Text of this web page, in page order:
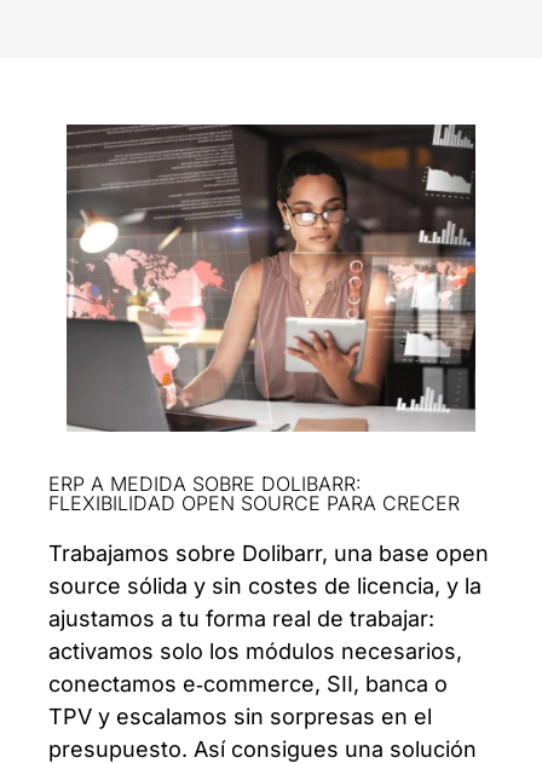
ERP A MEDIDA SOBRE DOLIBARR:
FLEXIBILIDAD OPEN SOURCE PARA CRECER
Trabajamos sobre Dolibarr, una base open
source sólida y sin costes de licencia, y la
ajustamos a tu forma real de trabajar:
activamos solo los módulos necesarios,
conectamos e‑commerce, SII, banca o
TPV y escalamos sin sorpresas en el
presupuesto. Así consigues una solución